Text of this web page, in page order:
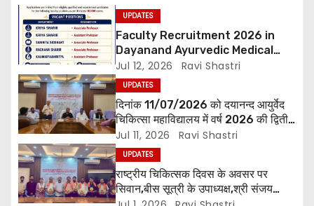
UPDATES
Faculty Recruitment 2026 in
Dayanand Ayurvedic Medical
Collage & Hospital Andar Road
,Siwan
Jul 12, 2026 Ravi Shastri
UPDATES
दिनांक 11/07/2026 को दयानन्द आयुर्वेद
चिकित्सा महाविद्यालय में वर्ष 2026 की द्वितीय
शिक्षक परिषद की बैठक प्राचार्य की अध्यक्षता
में हुई। बैठक मे महाविद्यालय सभी विभागाध्यक्ष
एवं शिक्षक सम्मिलित हुए।
Jul 11, 2026 Ravi Shastri
UPDATES
राष्ट्रीय चिकित्सक दिवस के अवसर पर
सिवान,बीस सूत्री के उपाध्यक्ष,श्री संजय